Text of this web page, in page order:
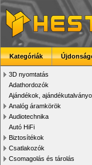
Kategóriák
3D nyomtatás
Adathordozók
Ajándékok,
Analóg áramkörök
Audiotechnika
Autó HiFi
Biztosítékok
Csatlakozók
Csomagolás és tárolás